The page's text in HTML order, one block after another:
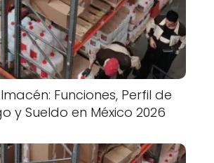
Funciones, Perfil de
y Sueldo en México 2026